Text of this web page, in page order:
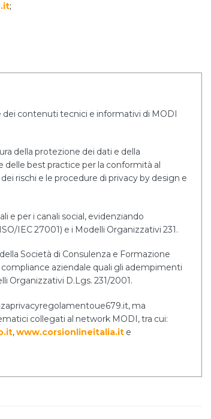
;
dei contenuti tecnici e informativi di MODI
della protezione dei dati e della
delle best practice per la conformità al
rischi e le procedure di privacy by design e
e per i canali social, evidenziando
IEC 27001) e i Modelli Organizzativi 231.
Società di Consulenza e Formazione
aziendale quali gli adempimenti
Organizzativi D.Lgs. 231/2001.
ma
collegati al network MODI, tra cui:
,www.corsionlineitalia.it e